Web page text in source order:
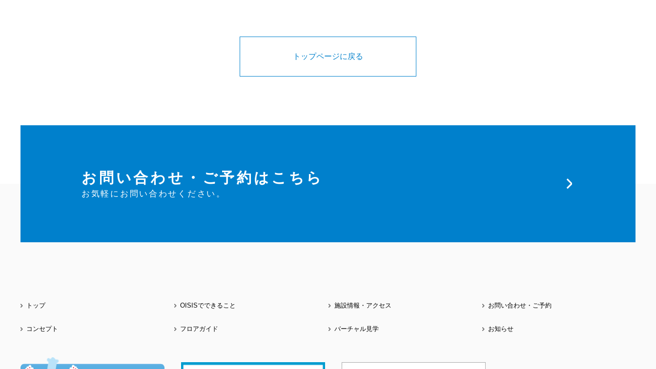
トップページに戻る
お問い合わせ・ ご予約はこちら
お気軽にお問い合わせください。
トップ
コンセプト
OISISでできること
フロアガイド
施設情報・アクセス
バーチャル見学
お問い合わせ・ご予約
お知らせ